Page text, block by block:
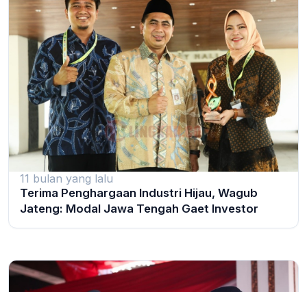
11 bulan yang lalu
Terima Penghargaan Industri Hijau, Wagub
Jateng: Modal Jawa Tengah Gaet Investor